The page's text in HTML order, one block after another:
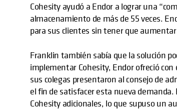
Cohesity ayudó a Endor a lograr una
almacenamiento de más de 55 veces.
para sus clientes sin tener que aumentar
Franklin también sabía que la solución
implementar Cohesity, Endor ofreció
sus colegas presentaron al consejo de
el fin de satisfacer esta nueva
Cohesity adicionales, lo que supuso un